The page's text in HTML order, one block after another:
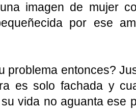
imagen de mujer
por ese
problema entonces?
es solo fachada y
vida no aguanta ese